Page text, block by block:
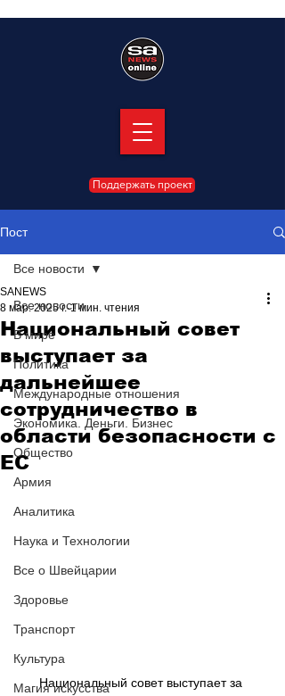
Поддержать проект
Пост
Все новости
В мире
Политика
Международные отношения
Экономика. Деньги. Бизнес
Общество
Армия
Аналитика
Наука и Технологии
Все о Швейцарии
Здоровье
Транспорт
Культура
Магия искусства
Все новости
Национальный совет
выступает за
дальнейшее
сотрудничество в
области безопасности с
ЕС
SANEWS
8 мар. 2025 г. 1 мин. чтения
Национальный совет выступает за